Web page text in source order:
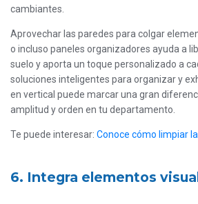
cambiantes.
Aprovechar las paredes para colgar
o incluso paneles organizadores ayuda a
suelo y aporta un toque personalizado a
soluciones inteligentes para organizar y
en vertical puede marcar una gran
amplitud y orden en tu departamento.
Te puede interesar: Conoce cómo limpiar
6. Integra elementos